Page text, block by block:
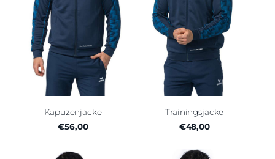
Kapuzenjacke
€56,00
Trainingsjacke
€48,00